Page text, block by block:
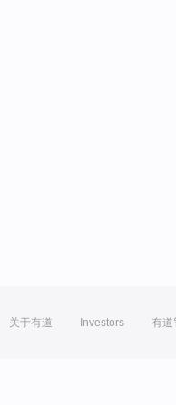
关于有道 Investors 有道